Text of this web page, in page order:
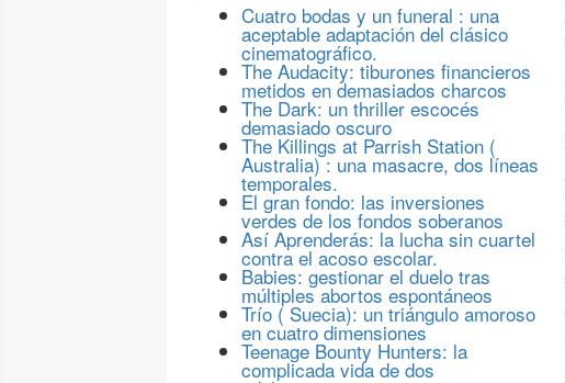
Cuatro bodas y un funeral : una
aceptable adaptación del clásico
cinematográfico.
The Audacity: tiburones financieros
metidos en demasiados charcos
The Dark: un thriller escocés
demasiado oscuro
The Killings at Parrish Station (
Australia) : una masacre, dos líneas
temporales.
El gran fondo: las inversiones
verdes de los fondos soberanos
Así Aprenderás: la lucha sin cuartel
contra el acoso escolar.
Babies: gestionar el duelo tras
múltiples abortos espontáneos
Trío ( Suecia): un triángulo amoroso
en cuatro dimensiones
Teenage Bounty Hunters: la
complicada vida de dos